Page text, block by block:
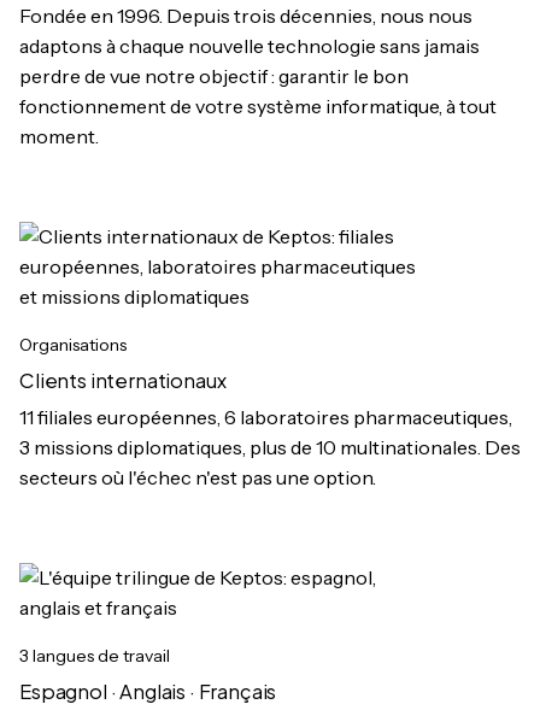
Fondée en 1996. Depuis trois décennies, nous nous
adaptons à chaque nouvelle technologie sans jamais
perdre de vue notre objectif : garantir le bon
fonctionnement de votre système informatique, à tout
moment.
Organisations
Clients internationaux
11 filiales européennes, 6 laboratoires pharmaceutiques,
3 missions diplomatiques, plus de 10 multinationales. Des
secteurs où l'échec n'est pas une option.
3 langues de travail
Espagnol · Anglais · Français